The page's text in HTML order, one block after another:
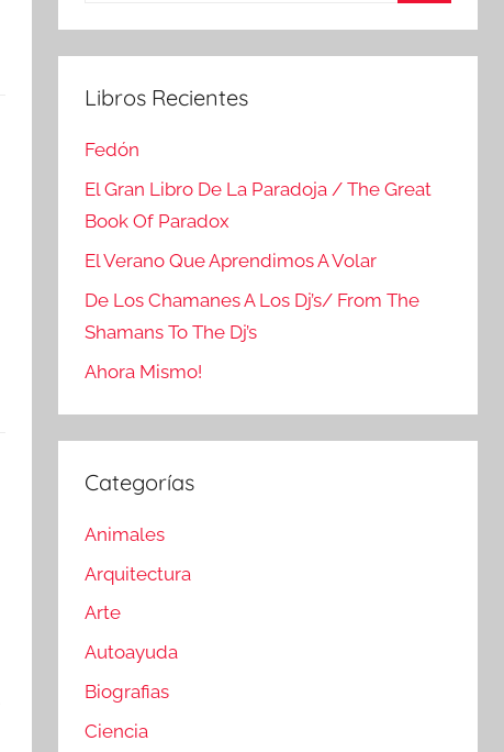
Libros Recientes
Fedón
El Gran Libro De La Paradoja / The Great
Book Of Paradox
El Verano Que Aprendimos A Volar
De Los Chamanes A Los Dj’s/ From The
Shamans To The Dj’s
Ahora Mismo!
Categorías
Animales
Arquitectura
Arte
Autoayuda
Biografias
Ciencia